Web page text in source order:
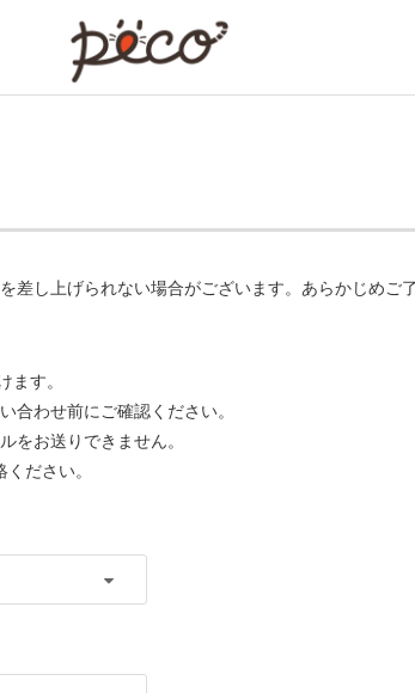
し上げられない場合がございます。あらかじめご
ます。
わせ前にご確認ください。
をお送りできません。
ださい。